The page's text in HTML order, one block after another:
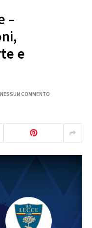
–
e
NESSUN COMMENTO